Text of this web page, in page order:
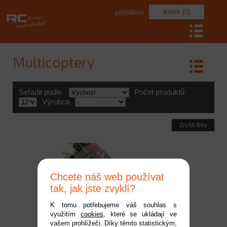
Košík (0)
přihlášení
Multicoptery
Seřadit podle
Počet produktů
Výrobce
Zrušit filtry
Castle regulátor
Chcete náš web používat
tak, jak jste zvyklí?
K tomu potřebujeme váš souhlas s
využitím cookies, které se ukládají ve
vašem prohlížeči. Díky těmto statistickým,